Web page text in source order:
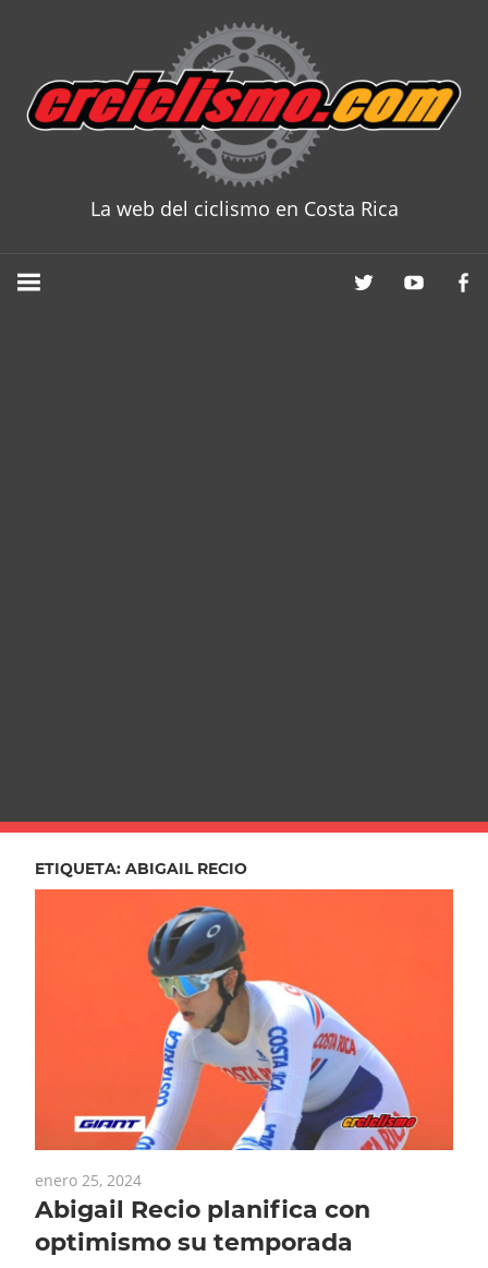
content
La web del ciclismo en Costa Rica
ETIQUETA: ABIGAIL RECIO
enero 25, 2024
Abigail Recio planifica con
optimismo su temporada